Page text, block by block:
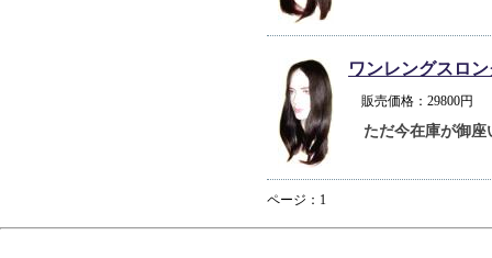
ワンレングスロ
販売価格：29800
ただ今在庫が御座
ページ：1